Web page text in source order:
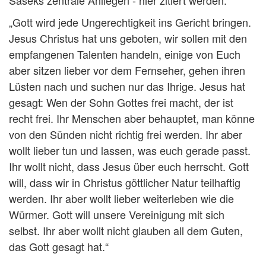
„Gott wird jede Ungerechtigkeit ins Gericht bringen.
Jesus Christus hat uns geboten, wir sollen mit den
empfangenen Talenten handeln, einige von Euch
aber sitzen lieber vor dem Fernseher, gehen ihren
Lüsten nach und suchen nur das Ihrige. Jesus hat
gesagt: Wen der Sohn Gottes frei macht, der ist
recht frei. Ihr Menschen aber behauptet, man könne
von den Sünden nicht richtig frei werden. Ihr aber
wollt lieber tun und lassen, was euch gerade passt.
Ihr wollt nicht, dass Jesus über euch herrscht. Gott
will, dass wir in Christus göttlicher Natur teilhaftig
werden. Ihr aber wollt lieber weiterleben wie die
Würmer. Gott will unsere Vereinigung mit sich
selbst. Ihr aber wollt nicht glauben all dem Guten,
das Gott gesagt hat.“